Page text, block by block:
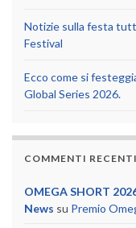
Notizie sulla festa
Festival
Ecco come si
Global Series 2026.
COMMENTI RECENTI
OMEGA SHORT
News su Premio